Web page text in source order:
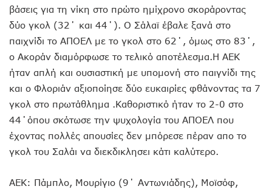
βάσεις για τη νίκη στο πρώτο ημίχρονο σκοράροντας
δύο γκολ (32΄ και 44΄). Ο Σάλαϊ έβαλε ξανά στο
παιχνίδι το ΑΠΟΕΛ με το γκολ στο 62΄, όμως στο 83΄,
ο Ακοράν διαμόρφωσε το τελικό αποτέλεσμα.Η ΑΕΚ
ήταν απλή και ουσιαστική με υπομονή στο παιγνίδι της
και ο Φλοριάν αξιοποίησε δύο ευκαιρίες φθάνοντας τα 7
γκολ στο πρωτάθλημα .Καθοριστικό ήταν το 2-0 στο
44΄όπου σκότωσε την ψυχολογία του ΑΠΟΕΛ που
έχοντας πολλές απουσίες δεν μπόρεσε πέραν απο το
γκολ του Σαλάι να διεκδικλησει κάτι καλύτερο.
ΑΕΚ: Πάμπλο, Μουρίγιο (9΄ Αντωνιάδης), Μοϊσόφ,